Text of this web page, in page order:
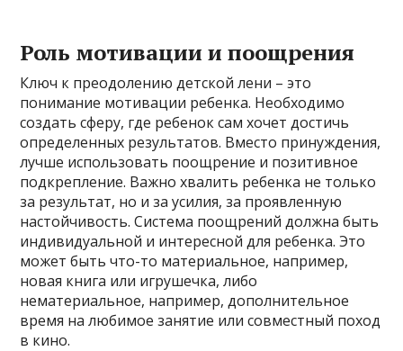
Роль мотивации и поощрения
Ключ к преодолению детской лени – это
понимание мотивации ребенка. Необходимо
создать сферу, где ребенок сам хочет достичь
определенных результатов. Вместо принуждения,
лучше использовать поощрение и позитивное
подкрепление. Важно хвалить ребенка не только
за результат, но и за усилия, за проявленную
настойчивость. Система поощрений должна быть
индивидуальной и интересной для ребенка. Это
может быть что-то материальное, например,
новая книга или игрушечка, либо
нематериальное, например, дополнительное
время на любимое занятие или совместный поход
в кино.